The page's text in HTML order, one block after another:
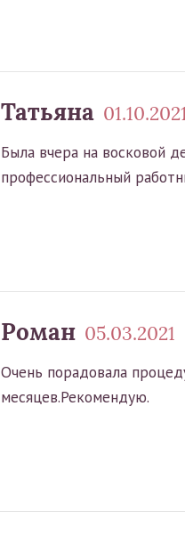
Татьяна
Была вчера на восковой
профессиональный
Роман 05.03.2021
Очень порадовала
месяцев.Рекомендую.